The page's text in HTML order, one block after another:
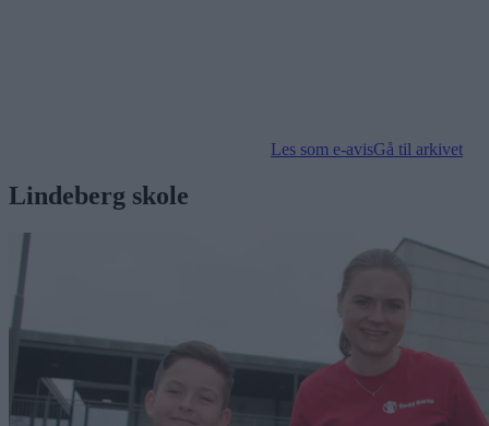
Les som e-avisGå til arkivet
Lindeberg skole